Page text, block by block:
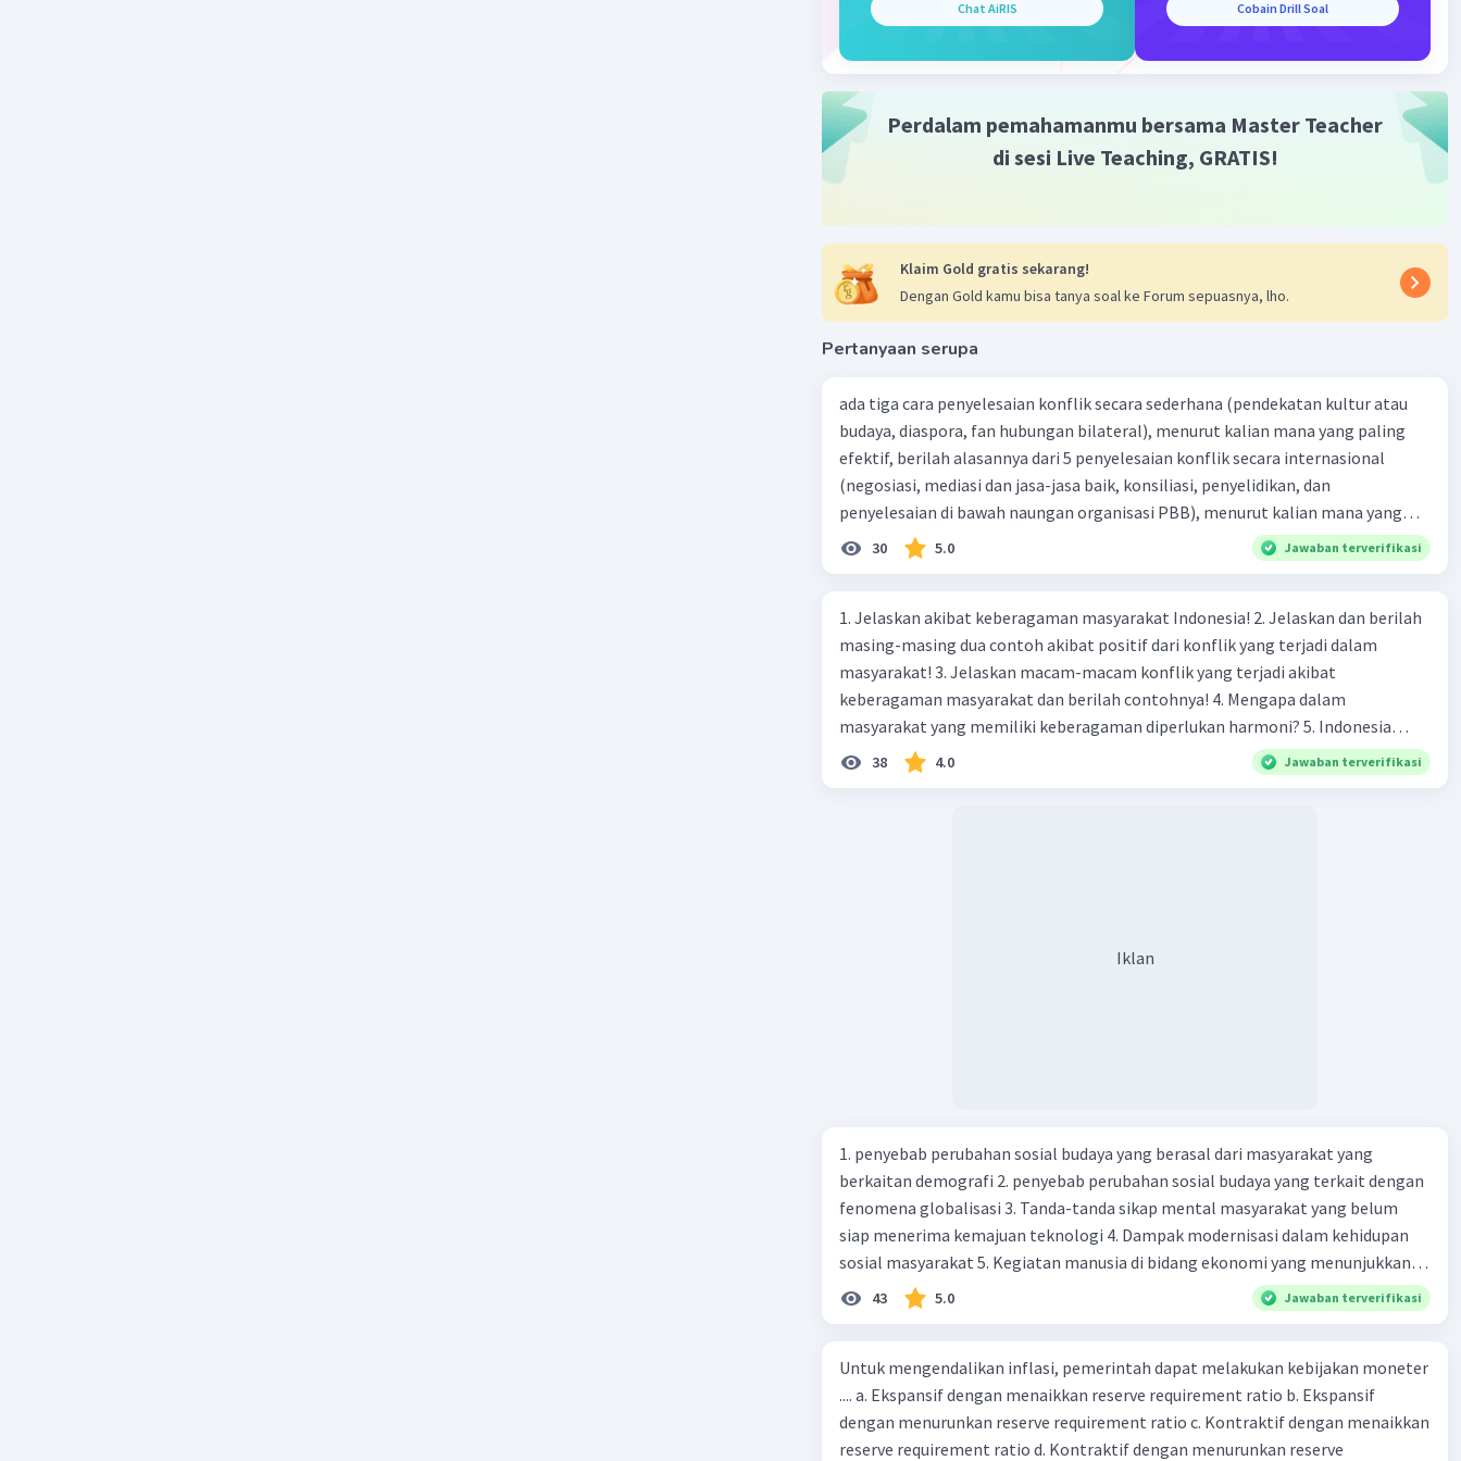
kemanusiaan
dapat menyebar melalui media sosial dengan cepat, sehingga
ketegangan di masyarakat
Awaaaa A Level 7
17 Januari 2024 14:27
makasihh yaa kaa
Iklan
Chat AiRIS Cobain Drill Soal
Perdalam pemahamanmu bersama Master Teacher
di sesi Live Teaching, GRATIS!
Klaim Gold gratis sekarang!
Dengan Gold kamu bisa tanya soal ke Forum sepuasnya, lho.
Pertanyaan serupa
ada tiga cara penyelesaian konflik secara sederhana (pendekatan kultur atau
budaya, diaspora, fan hubungan bilateral), menurut kalian mana yang paling
efektif, berilah alasannya dari 5 penyelesaian konflik secara internasional
(negosiasi, mediasi dan jasa-jasa baik, konsiliasi, penyelidikan, dan
penyelesaian di bawah naungan organisasi PBB), menurut kalian mana yang
paling efektif, berilah alasannya
30 5.0 Jawaban terverifikasi
1. Jelaskan akibat keberagaman masyarakat Indonesia! 2. Jelaskan dan berilah
masing-masing dua contoh akibat positif dari konflik yang terjadi dalam
masyarakat! 3. Jelaskan macam-macam konflik yang terjadi akibat
keberagaman masyarakat dan berilah contohnya! 4. Mengapa dalam
masyarakat yang memiliki keberagaman diperlukan harmoni? 5. Indonesia
merupakan negara yang kaya akan keberagaman baik dilihat dari agama, suku,
ras, bahasa, dan budaya. Berdasarkan pernyataan tersebut, apa yang dapat
38 4.0 Jawaban terverifikasi
Iklan
1. penyebab perubahan sosial budaya yang berasal dari masyarakat yang
berkaitan demografi 2. penyebab perubahan sosial budaya yang terkait dengan
fenomena globalisasi 3. Tanda-tanda sikap mental masyarakat yang belum
siap menerima kemajuan teknologi 4. Dampak modernisasi dalam kehidupan
sosial masyarakat 5. Kegiatan manusia di bidang ekonomi yang menunjukkan
perubahan ke arah modernisasi 6. Contoh pengaruh modernisasi di bidang ilmu
pengetahuan dan pendidikan terhadap pola pikir masyarakat 7. Konsep
pahaman, salah satunya kesalahan tersebut menganggap jika menjadi modern
adalah mengikuti... 8. arti dari globalisasi 9. Bentuk kearifan lokal di wilayah
Madura yang berperan dalam pengelolaan SDA dan dukungan dalam bentuk
kebudayaan 10. Syarat menjaga tradisi kearifan lokal di Nusantara 11. Ciri uang
43 5.0 Jawaban terverifikasi
Untuk mengendalikan inflasi, pemerintah dapat melakukan kebijakan moneter
.... a. Ekspansif dengan menaikkan reserve requirement ratio b. Ekspansif
dengan menurunkan reserve requirement ratio c. Kontraktif dengan menaikkan
reserve requirement ratio d. Kontraktif dengan menurunkan reserve